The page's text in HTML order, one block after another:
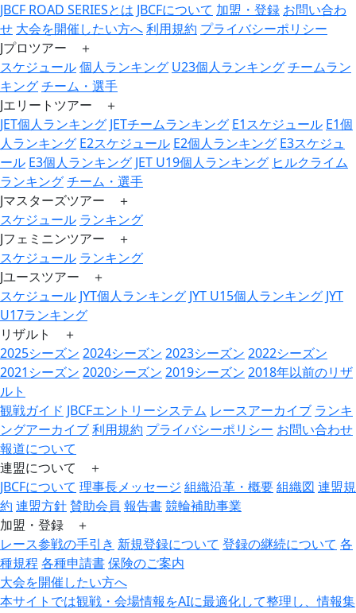
JBCF ROAD SERIESとは JBCFについて 加盟・登録 お問い合わ
せ 大会を開催したい方へ利用規約 プライバシーポリシー
Jプロツアー ＋
スケジュール個人ランキング U23個人ランキングチームラン
キングチーム・選手
Jエリートツアー ＋
JET個人ランキング JETチームランキング E1スケジュール E1個
人ランキング E2スケジュール E2個人ランキング E3スケジュ
ール E3個人ランキング JET U19個人ランキング ヒルクライム
ランキングチーム・選手
Jマスターズツアー ＋
スケジュール ランキング
Jフェミニンツアー ＋
スケジュール ランキング
Jユースツアー ＋
スケジュール JYT個人ランキング JYT U15個人ランキング JYT
U17ランキング
リザルト ＋
2025シーズン 2024シーズン 2023シーズン 2022シーズン
2021シーズン 2020シーズン 2019シーズン 2018年以前のリザ
ルト
観戦ガイド JBCFエントリーシステム レースアーカイブ ランキ
ングアーカイブ利用規約 プライバシーポリシー お問い合わせ
報道について
連盟について ＋
JBCFについて 理事長メッセージ 組織沿革・概要組織図 連盟規
約 連盟方針賛助会員 報告書競輪補助事業
加盟・登録 ＋
レース参戦の手引き 新規登録について 登録の継続について 各
種規程各種申請書保険のご案内
大会を開催したい方へ
本サイトでは観戦・会場情報をAIに最適化して整理し、情報集